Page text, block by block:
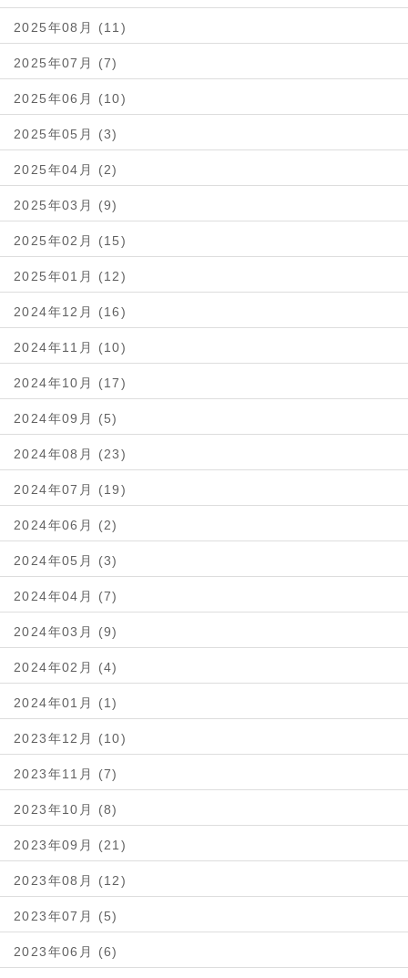
2025年08月 (11)
2025年07月 (7)
2025年06月 (10)
2025年05月 (3)
2025年04月 (2)
2025年03月 (9)
2025年02月 (15)
2025年01月 (12)
2024年12月 (16)
2024年11月 (10)
2024年10月 (17)
2024年09月 (5)
2024年08月 (23)
2024年07月 (19)
2024年06月 (2)
2024年05月 (3)
2024年04月 (7)
2024年03月 (9)
2024年02月 (4)
2024年01月 (1)
2023年12月 (10)
2023年11月 (7)
2023年10月 (8)
2023年09月 (21)
2023年08月 (12)
2023年07月 (5)
2023年06月 (6)